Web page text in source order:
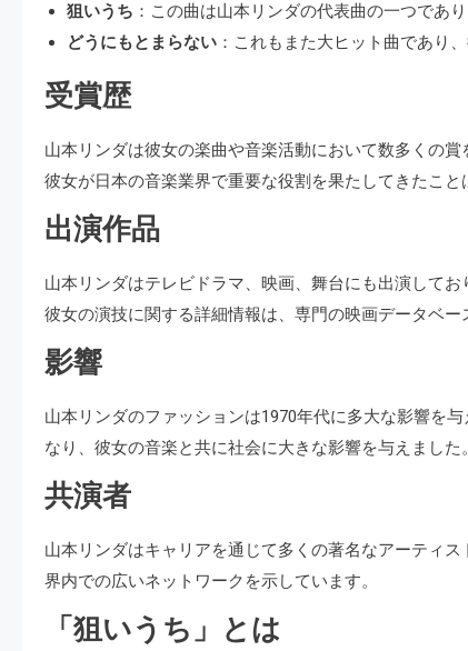
狙いうち ：この曲は山本リンダの代表曲の一つであ
どうにもとまらない ：これもまた大ヒット曲であり
受賞歴
山本リンダは彼女の楽曲や音楽活動において数多くの
彼女が日本の音楽業界で重要な役割を果たしてきたこと
出演作品
山本リンダはテレビドラマ、映画、舞台にも出演して
彼女の演技に関する詳細情報は、専門の映画データベ
影響
山本リンダのファッションは1970年代に多大な影響を
なり、彼女の音楽と共に社会に大きな影響を与えました。
共演者
山本リンダはキャリアを通じて多くの著名なアーティ
界内での広いネットワークを示しています。
「狙いうち」とは